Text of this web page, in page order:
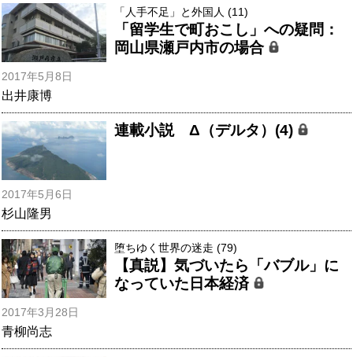
「人手不足」と外国人 (11)
「留学生で町おこし」への疑問：
岡山県瀬戸内市の場合
2017年5月8日
出井康博
連載小説 Δ（デルタ）(4)
2017年5月6日
杉山隆男
堕ちゆく世界の迷走 (79)
【真説】気づいたら「バブル」に
なっていた日本経済
2017年3月28日
青柳尚志